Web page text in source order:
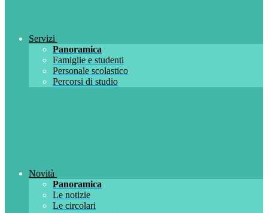
Servizi
Panoramica
Famiglie e studenti
Personale scolastico
Percorsi di studio
Novità
Panoramica
Le notizie
Le circolari